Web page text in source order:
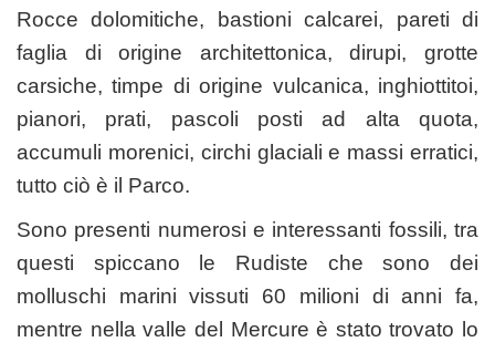
Rocce dolomitiche, bastioni calcarei, pareti di
faglia di origine architettonica, dirupi, grotte
carsiche, timpe di origine vulcanica, inghiottitoi,
pianori, prati, pascoli posti ad alta quota,
accumuli morenici, circhi glaciali e massi erratici,
tutto ciò è il Parco.
Sono presenti numerosi e interessanti fossili, tra
questi spiccano le Rudiste che sono dei
molluschi marini vissuti 60 milioni di anni fa,
mentre nella valle del Mercure è stato trovato lo